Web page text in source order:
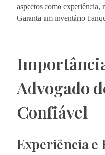
aspectos como experiência,
Garanta um inventário
Advogado
Confiável
Experiência e